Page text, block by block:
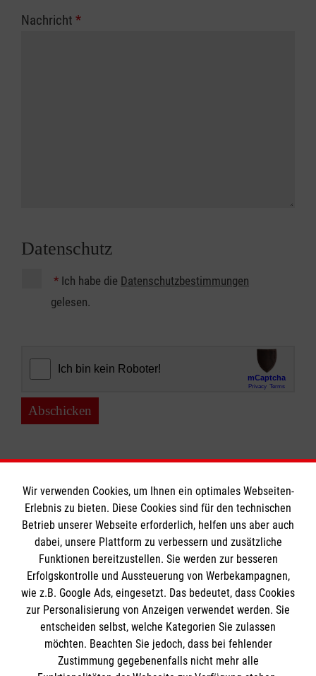
Nachricht *
Datenschutz
* Ich habe die Datenschutzbestimmungen
gelesen.
Abschicken
Informationen
Impressum
Datenschutz
Kontakt
Die Malteser
Malteser in Deutschland
Wir verwenden Cookies, um Ihnen ein optimales Webseiten-
Erlebnis zu bieten. Diese Cookies sind für den technischen
Betrieb unserer Webseite erforderlich, helfen uns aber auch
dabei, unsere Plattform zu verbessern und zusätzliche
Funktionen bereitzustellen. Sie werden zur besseren
Erfolgskontrolle und Aussteuerung von Werbekampagnen,
wie z.B. Google Ads, eingesetzt. Das bedeutet, dass Cookies
zur Personalisierung von Anzeigen verwendet werden. Sie
entscheiden selbst, welche Kategorien Sie zulassen
möchten. Beachten Sie jedoch, dass bei fehlender
Zustimmung gegebenenfalls nicht mehr alle